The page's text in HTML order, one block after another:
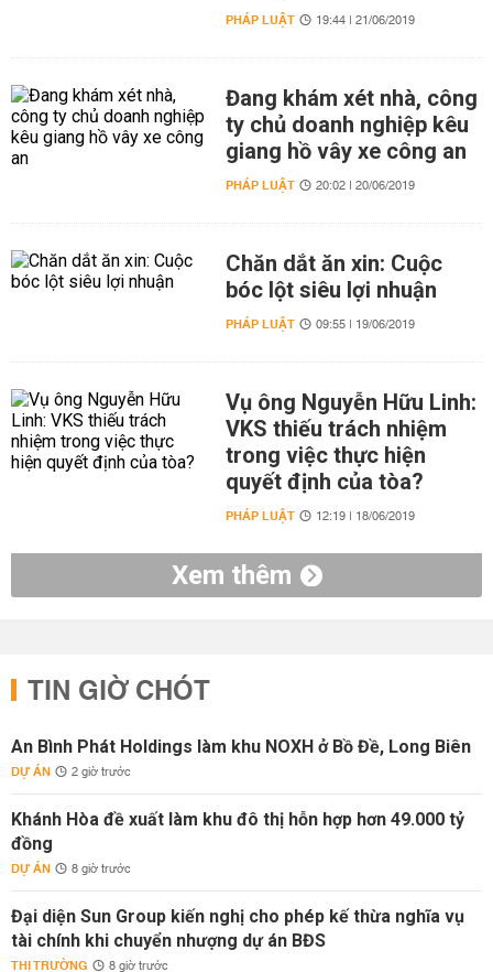
PHÁP LUẬT 19:44 | 21/06/2019
Đang khám xét nhà, công
ty chủ doanh nghiệp kêu
giang hồ vây xe công an
PHÁP LUẬT 20:02 | 20/06/2019
Chăn dắt ăn xin: Cuộc
bóc lột siêu lợi nhuận
PHÁP LUẬT 09:55 | 19/06/2019
Vụ ông Nguyễn Hữu Linh:
VKS thiếu trách nhiệm
trong việc thực hiện
quyết định của tòa?
PHÁP LUẬT 12:19 | 18/06/2019
Xem thêm
TIN GIỜ CHÓT
An Bình Phát Holdings làm khu NOXH ở Bồ Đề, Long Biên
DỰ ÁN 2 giờ trước
Khánh Hòa đề xuất làm khu đô thị hỗn hợp hơn 49.000 tỷ
đồng
DỰ ÁN 8 giờ trước
Đại diện Sun Group kiến nghị cho phép kế thừa nghĩa vụ
tài chính khi chuyển nhượng dự án BĐS
THỊ TRƯỜNG 8 giờ trước